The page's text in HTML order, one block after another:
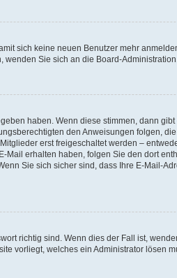
sich keine neuen Benutzer mehr
Sie sich an die Board-Administration.
haben. Wenn diese stimmen, dann
den Anweisungen folgen,
erst freigeschaltet werden –
erhalten haben, folgen Sie den dort
Sie sich sicher sind, dass Ihre E-Mail-
richtig sind. Wenn dies der Fall ist,
vorliegt, welches ein Administrator lösen